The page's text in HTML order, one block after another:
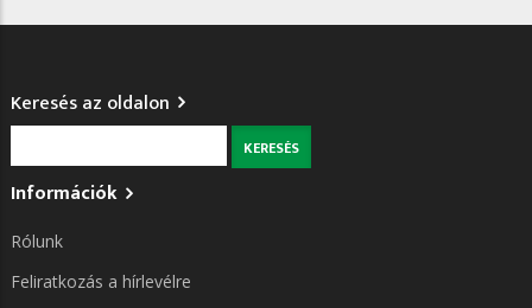
Keresés az oldalon
Információk
Rólunk
Feliratkozás a hírlevélre